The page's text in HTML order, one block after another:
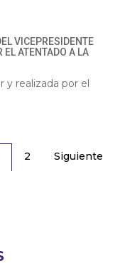
VICEPRESIDENTE
EL ATENTADO A LA
y realizada por el
2 Siguiente